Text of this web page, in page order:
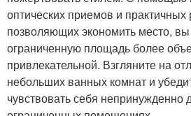
оптических приемов и
позволяющих экономить место,
ограниченную площадь более
привлекательной. Взгляните на
небольших ванных комнат и
чувствовать себя